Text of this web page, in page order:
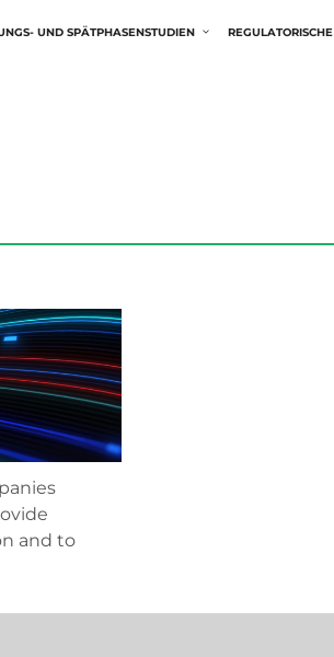
UND SPÄTPHASENSTUDIEN
and to